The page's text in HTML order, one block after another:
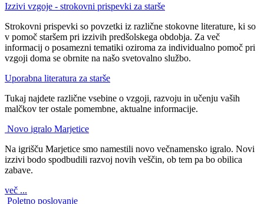
Izzivi vzgoje - strokovni prispevki za starše
Strokovni prispevki so povzetki iz različne stokovne literature, ki so
v pomoč staršem pri izzivih predšolskega obdobja. Za več
informacij o posamezni tematiki oziroma za individualno pomoč pri
vzgoji doma se obrnite na našo svetovalno službo.
Uporabna literatura za starše
Tukaj najdete različne vsebine o vzgoji, razvoju in učenju vaših
malčkov ter ostale pomembne, aktualne informacije.
Novo igralo Marjetice
Na igrišču Marjetice smo namestili novo večnamensko igralo. Novi
izzivi bodo spodbudili razvoj novih veščin, ob tem pa bo obilica
zabave.
več ...
Poletno poslovanje